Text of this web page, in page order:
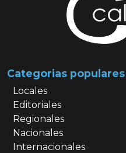
Categorias populares
Locales
Editoriales
Regionales
Nacionales
Internacionales